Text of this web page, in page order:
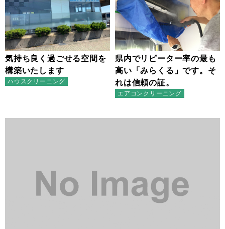
気持ち良く過ごせる空間を
構築いたします
ハウスクリーニング
県内でリピーター率の最も
高い「みらくる」です。そ
れは信頼の証。
エアコンクリーニング